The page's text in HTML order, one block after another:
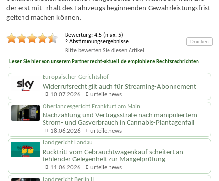
behalten Sie sich sämtliche Mängelrechte vor, welche Sie während
der erst mit Erhalt des Fahrzeugs beginnenden Gewährleistungsfrist
Bewertung:4.5(max.5)
2Abstimmungsergebnisse
Drucken
Lesen Sie hier von unserem Partner recht-aktuell.de empfohlene Rechtsnachrichten
...
Europäischer Gerichtshof
Widerrufsrecht gilt auch für Streaming-Abonnement
10.07.2026 urteile.news
Oberlandesgericht Frankfurt am Main
Nachzahlung und Vertragsstrafe nach manipuliertem
Strom- und Gasverbrauch in Cannabis-Plantagenfall
18.06.2026 urteile.news
Landgericht Landau
Rücktritt vom Gebrauchtwagenkauf scheitert an
fehlender Gelegenheit zur Mangelprüfung
11.06.2026 urteile.news